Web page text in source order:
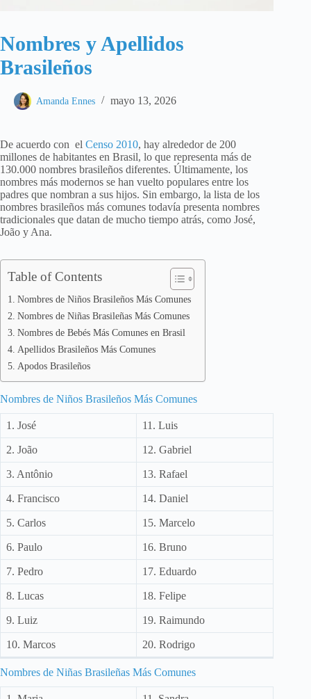
Nombres y Apellidos
Brasileños
Amanda Ennes mayo 13, 2026
De acuerdo con el Censo 2010, hay alrededor de 200
millones de habitantes en Brasil, lo que representa más de
130.000 nombres brasileños diferentes. Últimamente, los
nombres más modernos se han vuelto populares entre los
padres que nombran a sus hijos. Sin embargo, la lista de los
nombres brasileños más comunes todavía presenta nombres
tradicionales que datan de mucho tiempo atrás, como José,
João y Ana.
Table of Contents
Nombres de Niños Brasileños Más Comunes
Nombres de Niñas Brasileñas Más Comunes
Nombres de Bebés Más Comunes en Brasil
Apellidos Brasileños Más Comunes
Apodos Brasileños
Nombres de Niños Brasileños Más Comunes
1. José 11. Luis
2. João 12. Gabriel
3. Antônio 13. Rafael
4. Francisco 14. Daniel
5. Carlos 15. Marcelo
6. Paulo 16. Bruno
7. Pedro 17. Eduardo
8. Lucas 18. Felipe
9. Luiz 19. Raimundo
10. Marcos 20. Rodrigo
Nombres de Niñas Brasileñas Más Comunes